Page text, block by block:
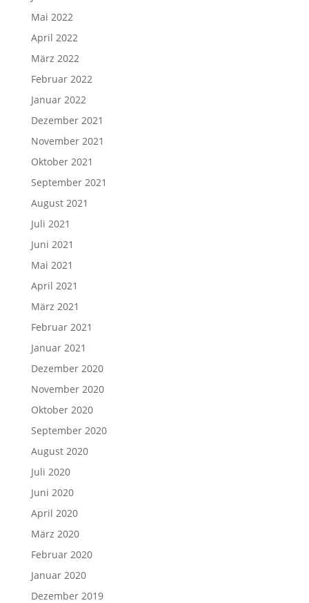
Mai 2022
April 2022
März 2022
Februar 2022
Januar 2022
Dezember 2021
November 2021
Oktober 2021
September 2021
August 2021
Juli 2021
Juni 2021
Mai 2021
April 2021
März 2021
Februar 2021
Januar 2021
Dezember 2020
November 2020
Oktober 2020
September 2020
August 2020
Juli 2020
Juni 2020
April 2020
März 2020
Februar 2020
Januar 2020
Dezember 2019